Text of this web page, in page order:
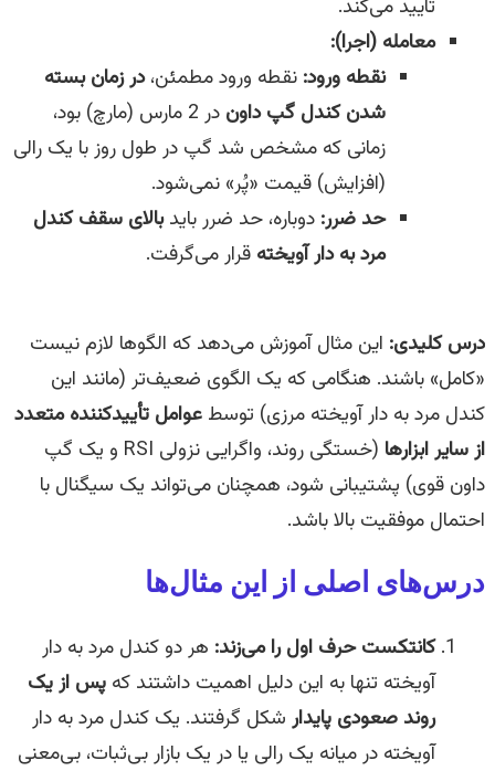
تایید می‌کند.
معامله (اجرا):
نقطه ورود: نقطه ورود مطمئن،در زمان بسته
شدن کندل گپ داون
در 2 مارس (مارچ) بود،
زمانی که مشخص شد گپ در طول روز با یک رالی
(افزایش) قیمت «پُر» نمی‌شود.
حد ضرر: دوباره، حد ضرر بایدبالای سقف کندل
مرد به دار آویخته قرار می‌گرفت.
درس کلیدی: این مثال آموزش می‌دهد که الگوها لازم نیست
«کامل» باشند. هنگامی که یک الگوی ضعیف‌تر (مانند این
کندل مرد به دار آویخته مرزی) توسط عوامل تأییدکننده متعدد
از سایر ابزارها
(خستگی روند، واگرایی نزولی RSI و یک گپ
داون قوی) پشتیبانی شود، همچنان می‌تواند یک سیگنال با
احتمال موفقیت بالا باشد.
درس‌های اصلی از این مثال‌ها
کانتکست حرف اول را می‌زند: هر دو کندل مرد به دار
آویخته تنها به این دلیل اهمیت داشتند که پس از یک
روند صعودی پایدارشکل گرفتند. یک کندل مرد به دار
آویخته در میانه یک رالی یا در یک بازار بی‌ثبات، بی‌معنی